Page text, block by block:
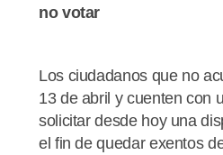
no votar
Los ciudadanos que no
13 de abril y cuenten con
solicitar desde hoy una
el fin de quedar exentos